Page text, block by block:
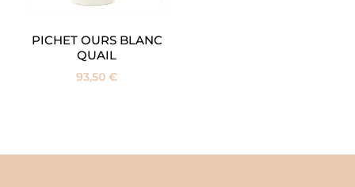
PICHET OURS BLANC
QUAIL
93,50 €